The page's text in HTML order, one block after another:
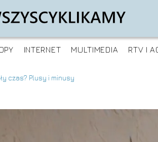
INTERNET MULTIMEDIA RTV I
czas? Plusy i minusy